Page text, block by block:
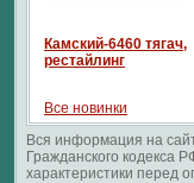
Камский-6460 тягач,
рестайлинг
Все новинки
Вся информация на
Гражданского кодекса
характеристики перед